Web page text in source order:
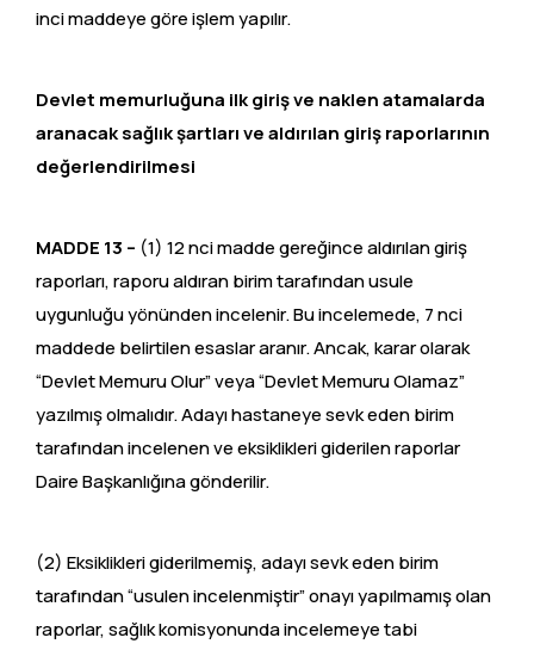
inci maddeye göre işlem yapılır.
Devlet memurluğuna ilk giriş ve naklen atamalarda
aranacak sağlık şartları ve aldırılan giriş raporlarının
değerlendirilmesi
MADDE 13 – (1) 12 nci madde gereğince aldırılan giriş
raporları, raporu aldıran birim tarafından usule
uygunluğu yönünden incelenir. Bu incelemede, 7 nci
maddede belirtilen esaslar aranır. Ancak, karar olarak
“Devlet Memuru Olur” veya “Devlet Memuru Olamaz”
yazılmış olmalıdır. Adayı hastaneye sevk eden birim
tarafından incelenen ve eksiklikleri giderilen raporlar
Daire Başkanlığına gönderilir.
(2) Eksiklikleri giderilmemiş, adayı sevk eden birim
tarafından “usulen incelenmiştir” onayı yapılmamış olan
raporlar, sağlık komisyonunda incelemeye tabi